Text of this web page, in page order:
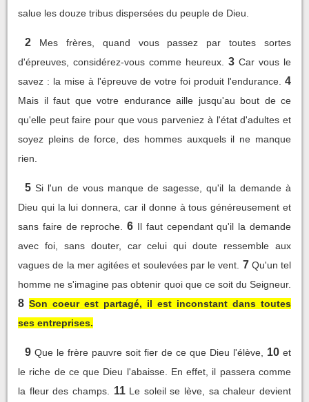
salue les douze tribus dispersées du peuple de Dieu.
2
Mes frères, quand vous passez par toutes sortes
d'épreuves, considérez-vous comme heureux.
3 Car vous le
savez : la mise à l'épreuve de votre foi produit l'endurance. 4
Mais il faut que votre endurance aille jusqu'au bout de ce
qu'elle peut faire pour que vous parveniez à l'état d'adultes et
soyez pleins de force, des hommes auxquels il ne manque
rien.
5 Si l'un de vous manque de sagesse, qu'il la demande à
Dieu qui la lui donnera, car il donne à tous généreusement et
sans faire de reproche.
6 Il faut cependant qu'il la demande
avec foi, sans douter, car celui qui doute ressemble aux
vagues de la mer agitées et soulevées par le vent. 7 Qu'un tel
homme ne s'imagine pas obtenir quoi que ce soit du Seigneur.
8 Son coeur est partagé, il est inconstant dans toutes
ses entreprises.
9 Que le frère pauvre soit fier de ce que Dieu l'élève, 10 et
le riche de ce que Dieu l'abaisse. En effet, il passera comme
la fleur des champs.
11 Le soleil se lève, sa chaleur devient